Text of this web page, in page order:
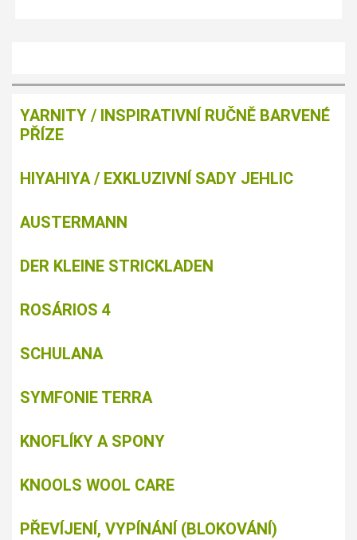
YARNITY / INSPIRATIVNÍ RUČNĚ BARVENÉ
PŘÍZE
HIYAHIYA / EXKLUZIVNÍ SADY JEHLIC
AUSTERMANN
DER KLEINE STRICKLADEN
ROSÁRIOS 4
SCHULANA
SYMFONIE TERRA
KNOFLÍKY A SPONY
KNOOLS WOOL CARE
PŘEVÍJENÍ, VYPÍNÁNÍ (BLOKOVÁNÍ)